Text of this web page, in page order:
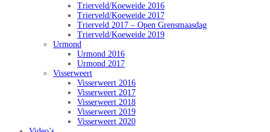
Trierveld/Koeweide 2016
Trierveld/Koeweide 2017
Trierveld 2017 – Open Grensmaasdag
Trierveld/Koeweide 2019
Urmond
Urmond 2016
Urmond 2017
Visserweert
Visserweert 2016
Visserweert 2017
Visserweert 2018
Visserweert 2019
Visserweert 2020